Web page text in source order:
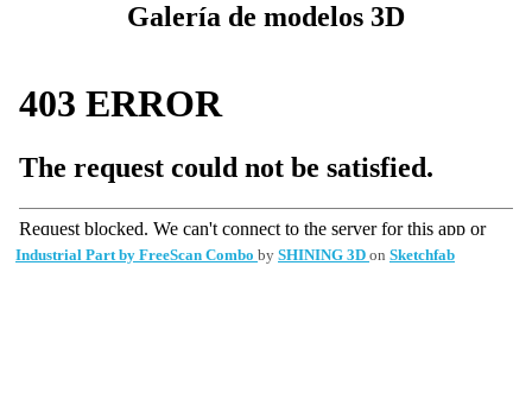
Galería de modelos 3D
Industrial Part by FreeScan Combo by SHINING 3D on Sketchfab